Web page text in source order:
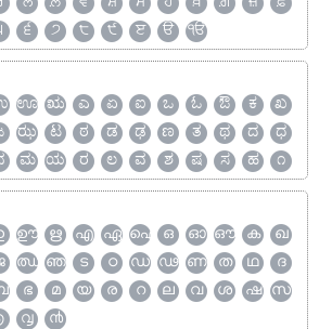
੬ ੭ ੮ ੯ ੲ ੳ ੴ
ಊ ಋ ಎ ಏ ಐ ಒ ಓ ಔ ಕ
ಖ
ಝ ಟ ಠ ಡ ಢ ಣ ತ ಥ ದ
ಧ
ಮ ಯ ರ ಲ ವ ಶ ಷ ಸ ಹ ೧
ഊ ഋ എ ഏ ഐ ഒ ഓ ഔ ക
ഖ
ഝ ഞ ട ഠ ഡ ഢ ണ ത ഥ
ദ
ഭ മ യ ര റ ല വ ശ ഷ
സ
൮ ൯